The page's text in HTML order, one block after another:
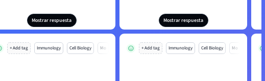
Mostrar respuesta Mostrar respuesta
+ Add tag Immunology Cell Biology Mo + Add tag Immunology Cell Biology Mo